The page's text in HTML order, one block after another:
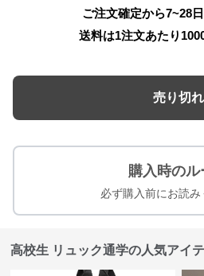
ご注文確定から7~28
送料は1注文あたり
売り切れ
購入時のル
必ず購入前にお読み
高校生 リュック通学の人気アイ